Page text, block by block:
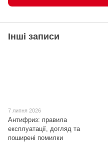
Інші записи
7 липня 2026
Антифриз: правила
експлуатації, догляд та
поширені помилки